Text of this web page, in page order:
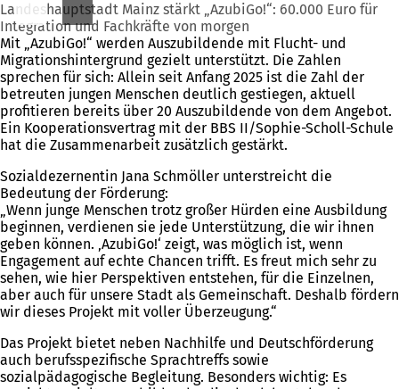
Landeshauptstadt Mainz stärkt „AzubiGo!“: 60.000 Euro für
Integration und Fachkräfte von morgen
Mit „AzubiGo!“ werden Auszubildende mit Flucht- und
Migrationshintergrund gezielt unterstützt. Die Zahlen
sprechen für sich: Allein seit Anfang 2025 ist die Zahl der
betreuten jungen Menschen deutlich gestiegen, aktuell
profitieren bereits über 20 Auszubildende von dem Angebot.
Ein Kooperationsvertrag mit der BBS II/Sophie-Scholl-Schule
hat die Zusammenarbeit zusätzlich gestärkt.
Sozialdezernentin Jana Schmöller unterstreicht die
Bedeutung der Förderung:
„Wenn junge Menschen trotz großer Hürden eine Ausbildung
beginnen, verdienen sie jede Unterstützung, die wir ihnen
geben können. ‚AzubiGo!‘ zeigt, was möglich ist, wenn
Engagement auf echte Chancen trifft. Es freut mich sehr zu
sehen, wie hier Perspektiven entstehen, für die Einzelnen,
aber auch für unsere Stadt als Gemeinschaft. Deshalb fördern
wir dieses Projekt mit voller Überzeugung.“
Das Projekt bietet neben Nachhilfe und Deutschförderung
auch berufsspezifische Sprachtreffs sowie
sozialpädagogische Begleitung. Besonders wichtig: Es